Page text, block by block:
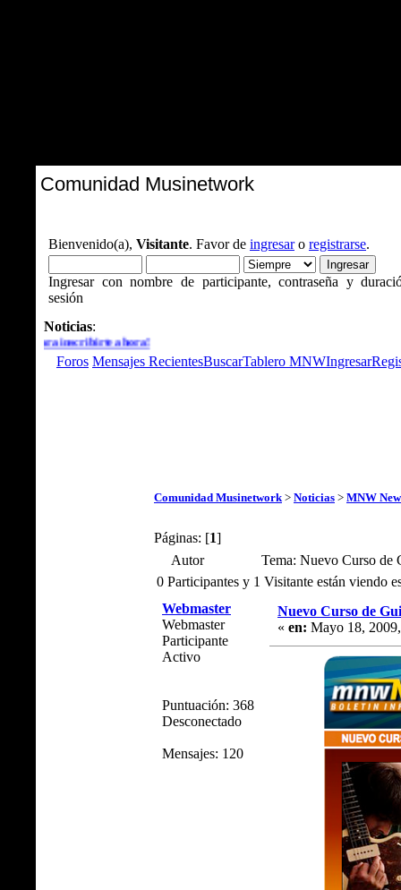
Comunidad Musinetwork
Bienvenido(a), Visitante. Favor de ingresaro registrarse.
Ingresar con nombre de participante, contraseña y
sesión
Noticias:
para inscribirte ahora!
Foros Mensajes RecientesBuscarTablero MNWIngresar
Comunidad Musinetwork > Noticias > MNW
Páginas: [1]
Autor
Tema: Nuevo Curso
0 Participantes y 1 Visitante están viendo
Webmaster
Webmaster
Participante
Activo
Puntuación: 368
Desconectado
Mensajes: 120
Nuevo Curso de
« en: Mayo 18,